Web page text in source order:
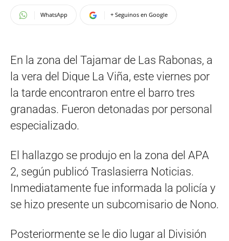
WhatsApp + Seguinos en Google
En la zona del Tajamar de Las Rabonas, a
la vera del Dique La Viña, este viernes por
la tarde encontraron entre el barro tres
granadas. Fueron detonadas por personal
especializado.
El hallazgo se produjo en la zona del APA
2, según publicó Traslasierra Noticias.
Inmediatamente fue informada la policía y
se hizo presente un subcomisario de Nono.
Posteriormente se le dio lugar al División